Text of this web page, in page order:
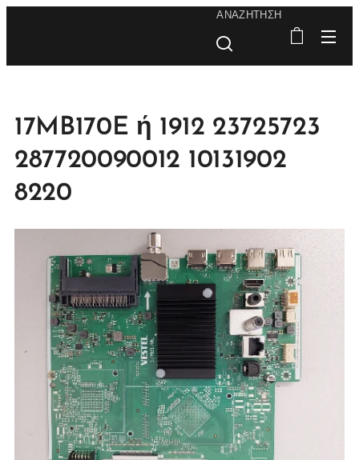
ΑΝΑΖΉΤΗΣΗ
17MB170E ή 1912 23725723
287720090012 10131902
8220